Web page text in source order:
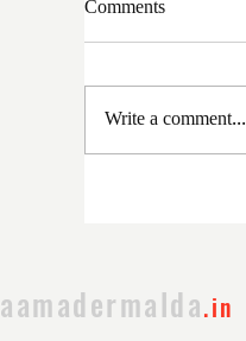
Comments
Write a comment...
aamadermalda.in